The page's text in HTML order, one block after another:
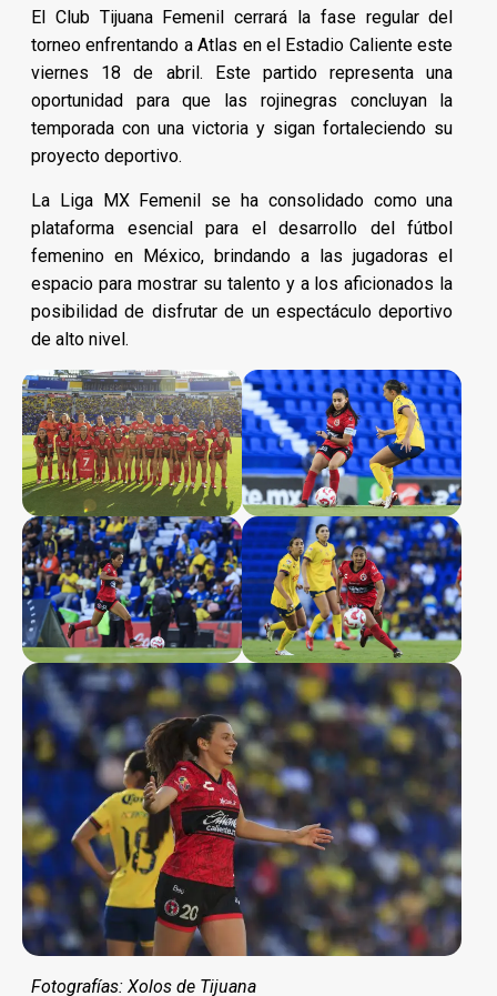
El Club Tijuana Femenil cerrará la fase regular del
torneo enfrentando a Atlas en el Estadio Caliente este
viernes 18 de abril. Este partido representa una
oportunidad para que las rojinegras concluyan la
temporada con una victoria y sigan fortaleciendo su
proyecto deportivo.
La Liga MX Femenil se ha consolidado como una
plataforma esencial para el desarrollo del fútbol
femenino en México, brindando a las jugadoras el
espacio para mostrar su talento y a los aficionados la
posibilidad de disfrutar de un espectáculo deportivo
de alto nivel.
Fotografías: Xolos de Tijuana